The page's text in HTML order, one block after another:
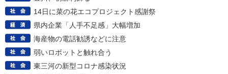
14日に菜の花エコプロジェクト感謝祭
県内企業「人手不足感」大幅増加
海産物の電話勧誘などに注意
弱いロボットと触れ合う
東三河の新型コロナ感染状況